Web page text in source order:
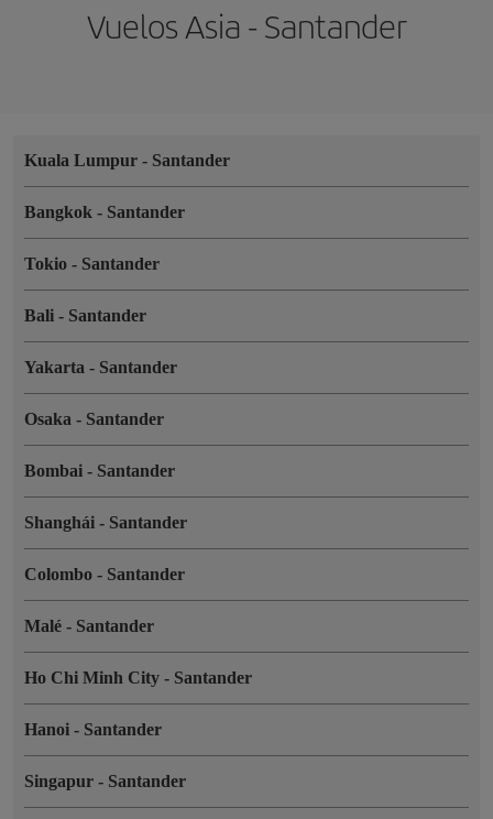
Vuelos Asia - Santander
Kuala Lumpur - Santander
Bangkok - Santander
Tokio - Santander
Bali - Santander
Yakarta - Santander
Osaka - Santander
Bombai - Santander
Shanghái - Santander
Colombo - Santander
Malé - Santander
Ho Chi Minh City - Santander
Hanoi - Santander
Singapur - Santander